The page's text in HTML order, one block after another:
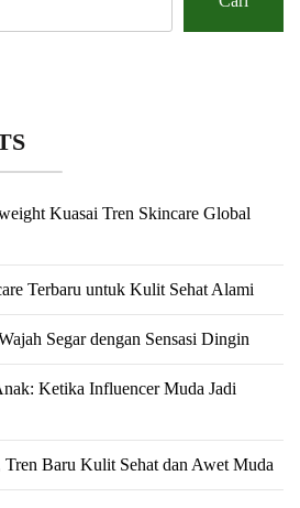
Kuasai Tren Skincare Global
Terbaru untuk Kulit Sehat Alami
Segar dengan Sensasi Dingin
Ketika Influencer Muda Jadi
Tren Baru Kulit Sehat dan Awet Muda